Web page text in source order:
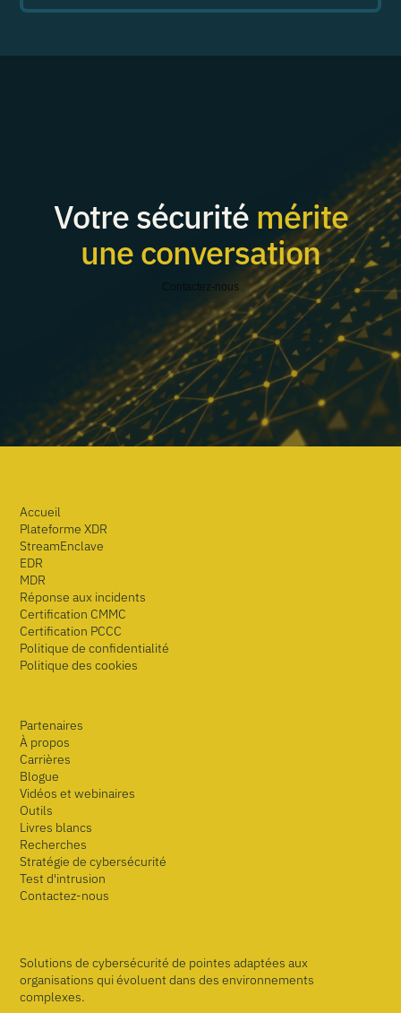
Votre sécurité mérite
une conversation
Contactez-nous
Accueil
Plateforme XDR
StreamEnclave
EDR
MDR
Réponse aux incidents
Certification CMMC
Certification PCCC
Politique de confidentialité
Politique des cookies
Partenaires
À propos
Carrières
Blogue
Vidéos et webinaires
Outils
Livres blancs
Recherches
Stratégie de cybersécurité
Test d'intrusion
Contactez-nous
Solutions de cybersécurité de pointes adaptées aux
organisations qui évoluent dans des environnements
complexes.